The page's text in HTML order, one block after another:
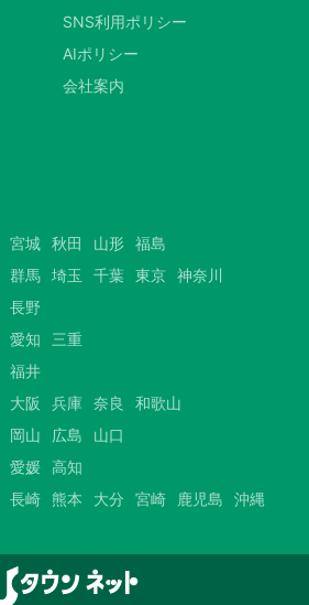
SNS利用ポリシー
AIポリシー
会社案内
宮城 秋田 山形 福島
群馬 埼玉 千葉 東京 神奈川
長野
愛知
三重
福井
大阪 兵庫 奈良
和歌山
岡山 広島
山口
愛媛 高知
長崎 熊本 大分 宮崎 鹿児島 沖縄